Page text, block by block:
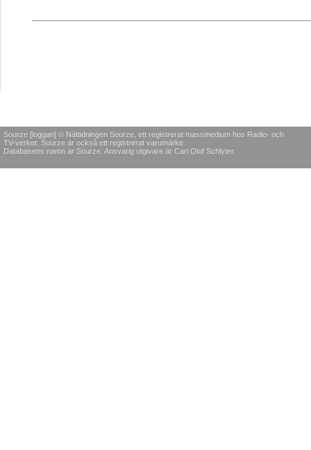
Sourze [loggan] © Nättidningen Sourze, ett registrerat massmedium hos Radio- och
TV-verket. Sourze är också ett registrerat varumärke.
Databasens namn är Sourze. Ansvarig utgivare är Carl Olof Schlyter.